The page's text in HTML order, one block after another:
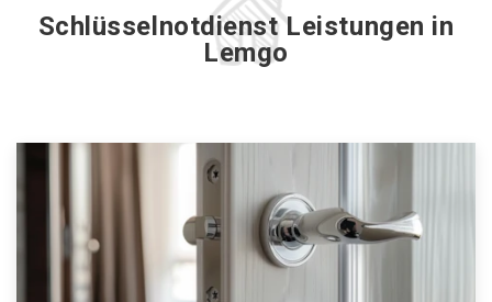
Schlüsselnotdienst Leistungen in
Lemgo